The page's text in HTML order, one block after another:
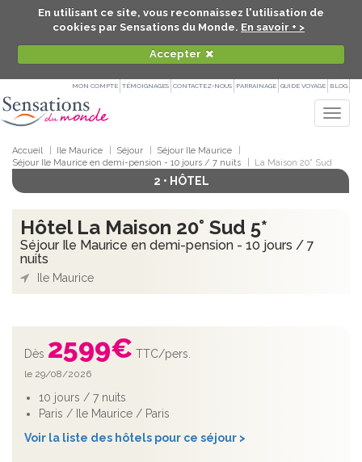
En utilisant ce site, vous reconnaissez l'utilisation de
cookies par Sensations du Monde. En savoir + >
Accepter
MON COMPTE TÉMOIGNAGES CONTACTEZ-NOUS PARRAINAGE GUIDE VOYAGE BLOG
Accueil Ile Maurice Séjour
Séjour Ile Maurice
Séjour Ile Maurice en demi-pension - 10 jours / 7 nuits
La Maison 20° Sud
2 • HÔTEL
Hôtel La Maison 20° Sud 5*
Séjour Ile Maurice en demi-pension - 10 jours / 7
nuits
Ile Maurice
Dès 2599€ TTC/pers.
le 29/08/2026
10 jours / 7 nuits
Paris / Ile Maurice / Paris
Voir la liste des hôtels pour ce séjour >